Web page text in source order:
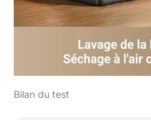
Bilan du test